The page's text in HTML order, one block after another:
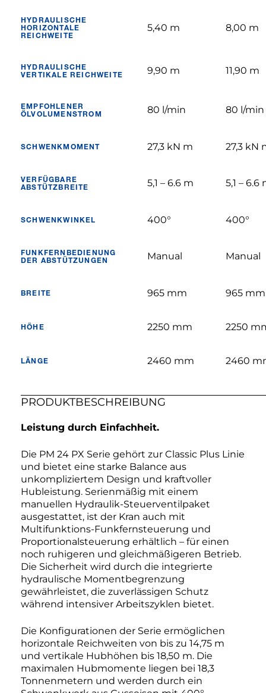
HYDRAULISCHE
HORIZONTALE
REICHWEITE
5,40 m 8,00 m
HYDRAULISCHE
VERTIKALE REICHWEITE
9,90 m 11,90 m
EMPFOHLENER
ÖLVOLUMENSTROM
80 l/min 80 l/min
SCHWENKMOMENT 27,3 kN m 27,3 kN
VERFÜGBARE
ABSTÜTZBREITE
5,1 – 6.6 m 5,1 – 6.6
SCHWENKWINKEL 400° 400°
FUNKFERNBEDIENUNG
DER ABSTÜTZUNGEN
Manual Manual
BREITE 965 mm 965 mm
HÖHE 2250 mm 2250
LÄNGE 2460 mm 2460
PRODUKTBESCHREIBUNG
Leistung durch Einfachheit.
Die PM 24 PX Serie gehört zur Classic Plus Linie
und bietet eine starke Balance aus
unkompliziertem Design und kraftvoller
Hubleistung. Serienmäßig mit einem
manuellen Hydraulik-Steuerventilpaket
ausgestattet, ist der Kran auch mit
Multifunktions-Funkfernsteuerung und
Proportionalsteuerung erhältlich – für einen
noch ruhigeren und gleichmäßigeren Betrieb.
Die Sicherheit wird durch die integrierte
hydraulische Momentbegrenzung
gewährleistet, die zuverlässigen Schutz
während intensiver Arbeitszyklen bietet.
Die Konfigurationen der Serie ermöglichen
horizontale Reichweiten von bis zu 14,75 m
und vertikale Hubhöhen bis 18,50 m. Die
maximalen Hubmomente liegen bei 18,3
Tonnenmetern und werden durch ein